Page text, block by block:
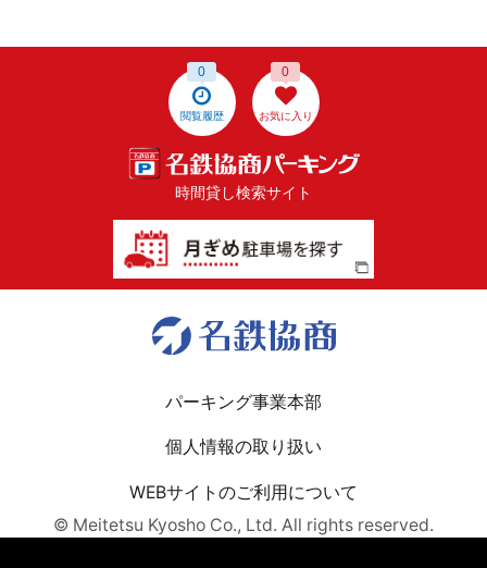
閲覧履歴
0
お気に入り
0
時間貸し検索サイト
パーキング事業本部
個人情報の取り扱い
WEBサイトのご利用について
© Meitetsu Kyosho Co., Ltd. All rights reserved.